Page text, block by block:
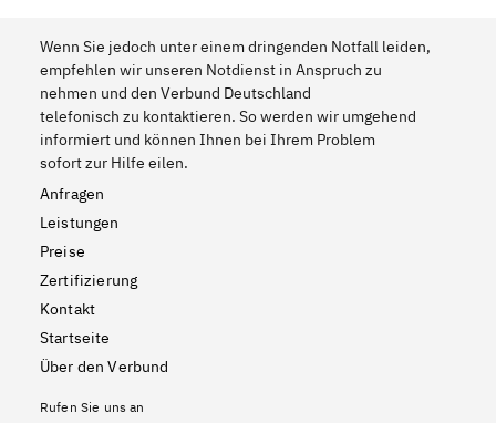
Wenn Sie jedoch unter einem dringenden Notfall leiden,
empfehlen wir unseren Notdienst in Anspruch zu
nehmen und den Verbund Deutschland
telefonisch zu kontaktieren. So werden wir umgehend
informiert und können Ihnen bei Ihrem Problem
sofort zur Hilfe eilen.
Anfragen
Leistungen
Preise
Zertifizierung
Kontakt
Startseite
Über den Verbund
Rufen Sie uns an